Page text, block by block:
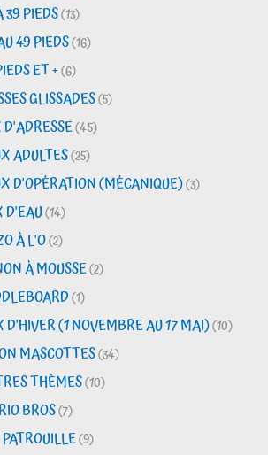
39 PIEDS(13)
49 PIEDS(16)
ET +(6)
GLISSADES(5)
(45)
ADULTES(25)
D'OPÉRATION (MÉCANIQUE)(3)
D'EAU(14)
À L'O(2)
À MOUSSE(2)
(1)
D'HIVER (1 NOVEMBRE AU 17 MAI)(10)
MASCOTTES(34)
THÈMES(10)
BROS(7)
(9)